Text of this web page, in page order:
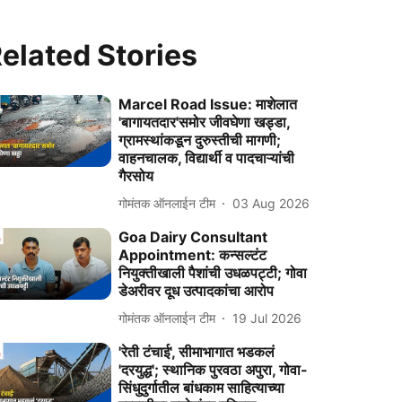
Stories
Marcel Road Issue: माशेलात
'बागायतदार'समोर जीवघेणा खड्डा,
ग्रामस्थांकडून दुरुस्तीची मागणी;
वाहनचालक, विद्यार्थी व पादचाऱ्यांची
गैरसोय
गोमंतक ऑनलाईन टीम 03 Aug 2026
Goa Dairy Consultant
Appointment: कन्सल्टंट
नियुक्तीखाली पैशांची उधळपट्टी; गोवा
डेअरीवर दूध उत्पादकांचा आरोप
गोमंतक ऑनलाईन टीम 19 Jul 2026
'रेती टंचाई', सीमाभागात भडकलं
'दरयुद्ध'; स्थानिक पुरवठा अपुरा, गोवा-
सिंधुदुर्गातील बांधकाम साहित्याच्या